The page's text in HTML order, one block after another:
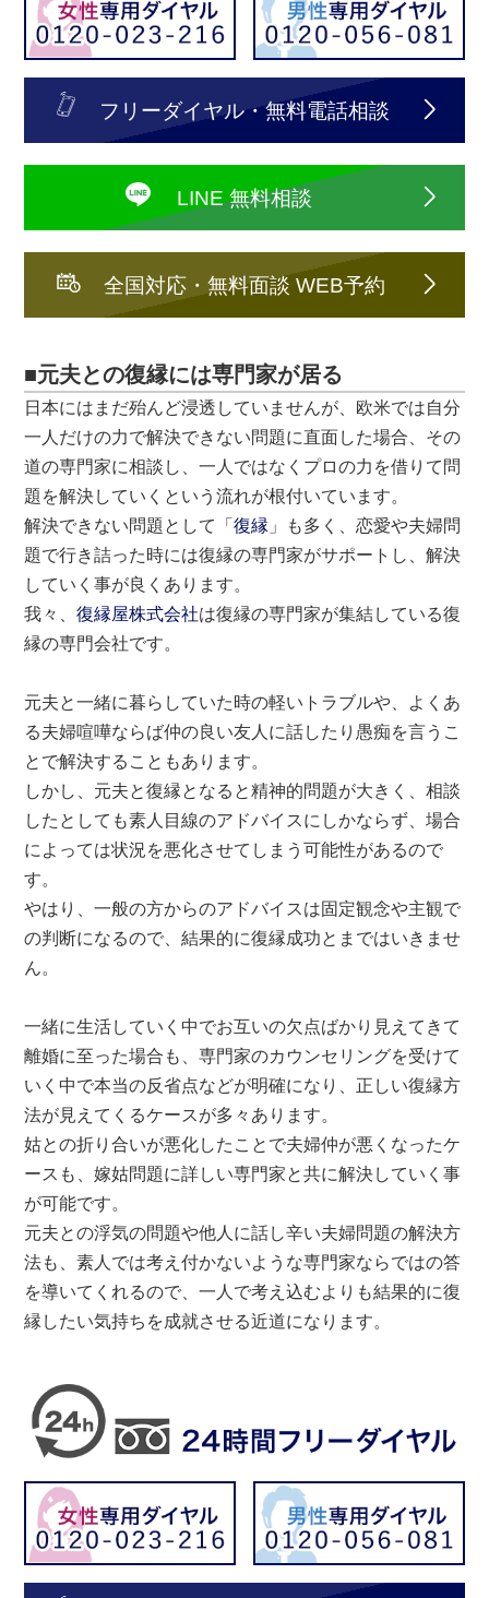
フリーダイヤル・無料電話相談
LINE 無料相談
全国対応・無料面談 WEB予約
■元夫との復縁には専門家が居る
日本にはまだ殆んど浸透していませんが、欧米では自分
一人だけの力で解決できない問題に直面した場合、その
道の専門家に相談し、一人ではなくプロの力を借りて問
題を解決していくという流れが根付いています。
解決できない問題として「復縁 」も多く、恋愛や夫婦問
題で行き詰った時には復縁の専門家がサポートし、解決
していく事が良くあります。
我々、復縁屋株式会社は復縁の専門家が集結している復
縁の専門会社です。
元夫と一緒に暮らしていた時の軽いトラブルや、よくあ
る夫婦喧嘩ならば仲の良い友人に話したり愚痴を言うこ
とで解決することもあります。
しかし、元夫と復縁となると精神的問題が大きく、相談
したとしても素人目線のアドバイスにしかならず、場合
によっては状況を悪化させてしまう可能性があるので
す。
やはり、一般の方からのアドバイスは固定観念や主観で
の判断になるので、結果的に復縁成功とまではいきませ
ん。
一緒に生活していく中でお互いの欠点ばかり見えてきて
離婚に至った場合も、専門家のカウンセリングを受けて
いく中で本当の反省点などが明確になり、正しい復縁方
法が見えてくるケースが多々あります。
姑との折り合いが悪化したことで夫婦仲が悪くなったケ
ースも、嫁姑問題に詳しい専門家と共に解決していく事
が可能です。
元夫との浮気の問題や他人に話し辛い夫婦問題の解決方
法も、素人では考え付かないような専門家ならではの答
を導いてくれるので、一人で考え込むよりも結果的に復
縁したい気持ちを成就させる近道になります。